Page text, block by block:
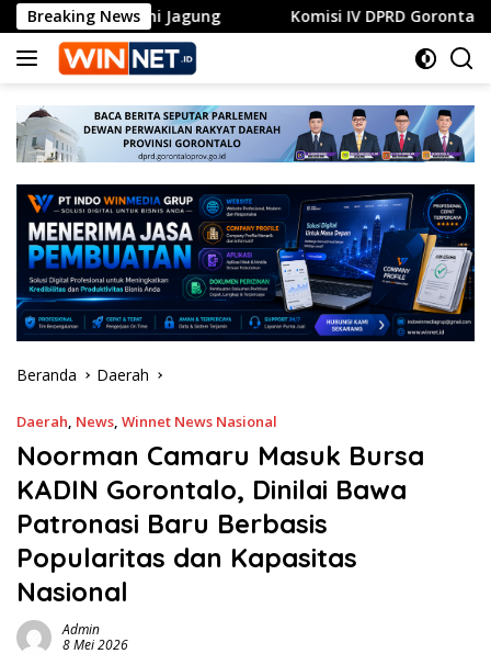
Langsung
ke
konten
Breaking News
Jagung Komisi IV DPRD Gorontalo Dorong RSUD
Beranda Daerah
Daerah, News, Winnet News Nasional
Noorman Camaru Masuk Bursa
KADIN Gorontalo, Dinilai Bawa
Patronasi Baru Berbasis
Popularitas dan Kapasitas
Nasional
Admin
8 Mei 2026